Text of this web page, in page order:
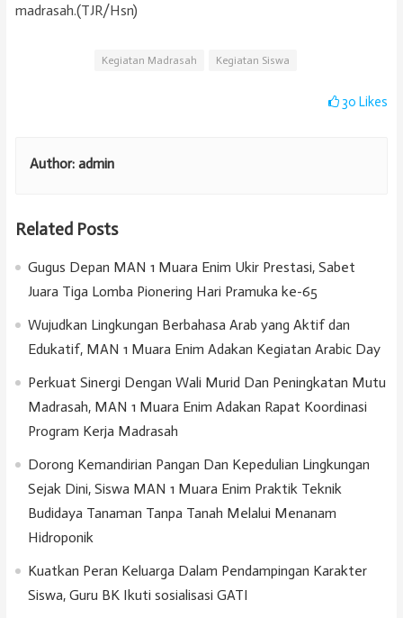
madrasah.(TJR/Hsn)
Kegiatan Madrasah Kegiatan Siswa
30Likes
Author: admin
Related Posts
Gugus Depan MAN 1 Muara Enim Ukir Prestasi, Sabet
Juara Tiga Lomba Pionering Hari Pramuka ke-65
Wujudkan Lingkungan Berbahasa Arab yang Aktif dan
Edukatif, MAN 1 Muara Enim Adakan Kegiatan Arabic Day
Perkuat Sinergi Dengan Wali Murid Dan Peningkatan Mutu
Madrasah, MAN 1 Muara Enim Adakan Rapat Koordinasi
Program Kerja Madrasah
Dorong Kemandirian Pangan Dan Kepedulian Lingkungan
Sejak Dini, Siswa MAN 1 Muara Enim Praktik Teknik
Budidaya Tanaman Tanpa Tanah Melalui Menanam
Hidroponik
Kuatkan Peran Keluarga Dalam Pendampingan Karakter
Siswa, Guru BK Ikuti sosialisasi GATI